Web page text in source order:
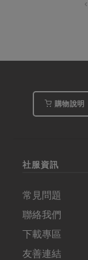
‹
購物說明
社服資訊
常見問題
聯絡我們
下載專區
友善連結